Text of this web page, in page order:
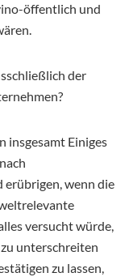
öffentlich und
der
insgesamt Einiges
erübrigen, wenn die
versucht würde,
unterschreiten
zu lassen,